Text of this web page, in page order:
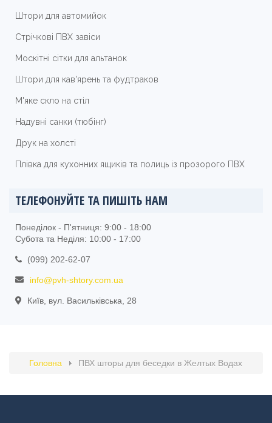
Штори для автомийок
Стрічкові ПВХ завіси
Москітні сітки для альтанок
Штори для кав'ярень та фудтраков
М'яке скло на стіл
Надувні санки (тюбінг)
Друк на холсті
Плівка для кухонних ящиків та полиць із прозорого ПВХ
ТЕЛЕФОНУЙТЕ ТА ПИШІТЬ НАМ
Понеділок - П'ятниця: 9:00 - 18:00
Субота та Неділя: 10:00 - 17:00
(099) 202-62-07
info@pvh-shtory.com.ua
Київ, вул. Васильківська, 28
Головна ПВХ шторы для беседки в Желтых Водах